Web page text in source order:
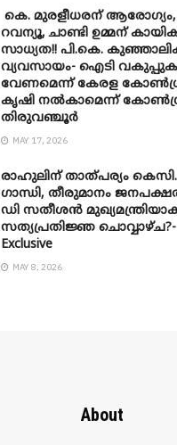
കെ. മുരളീധരന്
റവന്യൂ, ചാണ്ടി ഉമ്മന്
സാധ്യത!! പി.കെ.
വ്യവസായം- ഐടി
വേണമെന്ന് കേരള
കൃഷി നൽകാമെന്ന്
തിരുവഞ്ചൂർ
MAY 17, 2026
രാഹുലിന് താത്പര്യം
​ഗാന്ധി, തീരുമാനം
ഡി സതീശൻ
സത്യപ്രതിജ്ഞ ചൊവ്വാഴ്ച?-
Exclusive
MAY 8, 2026
About